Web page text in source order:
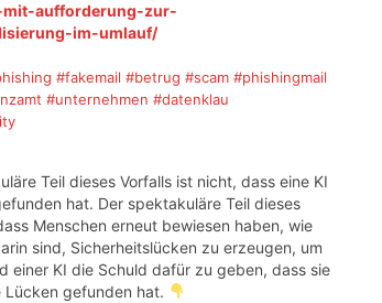
aufforderung-zur-
im-umlauf/
#fakemail #betrug #scam #phishingmail
#unternehmen #datenklau
Teil dieses Vorfalls ist nicht, dass eine KI
hat. Der spektakuläre Teil dieses
Menschen erneut bewiesen haben, wie
sind, Sicherheitslücken zu erzeugen, um
einer KI die Schuld dafür zu geben, dass sie
Lücken gefunden hat.